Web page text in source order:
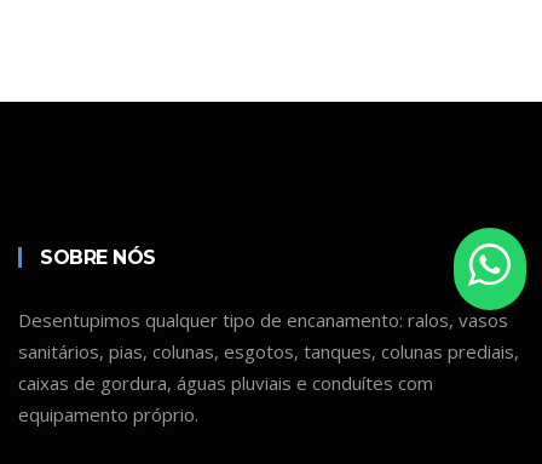
SOBRE NÓS
Desentupimos qualquer tipo de encanamento: ralos, vasos
sanitários, pias, colunas, esgotos, tanques, colunas prediais,
caixas de gordura, águas pluviais e conduítes com
equipamento próprio.